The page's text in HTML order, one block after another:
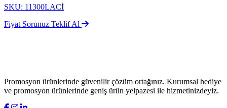
SKU: 11300LACİ
Fiyat Sorunuz Teklif Al
Promosyon ürünlerinde güvenilir çözüm ortağınız. Kurumsal hediye
ve promosyon ürünlerinde geniş ürün yelpazesi ile hizmetinizdeyiz.